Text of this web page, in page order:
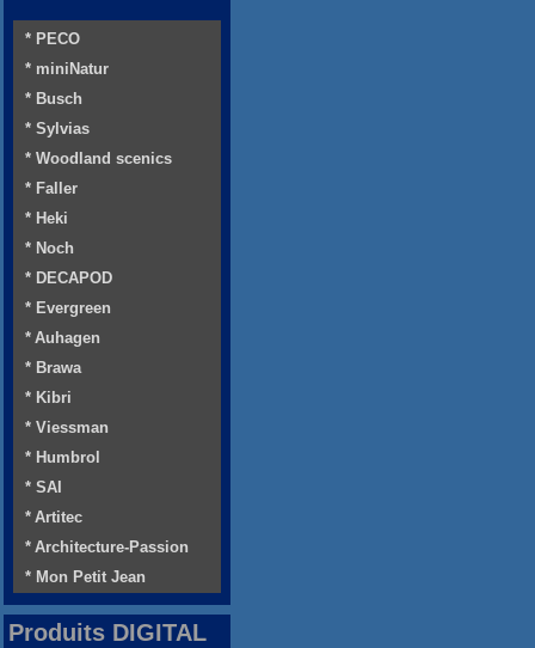
* PECO
* miniNatur
* Busch
* Sylvias
* Woodland scenics
* Faller
* Heki
* Noch
* DECAPOD
* Evergreen
* Auhagen
* Brawa
* Kibri
* Viessman
* Humbrol
* SAI
* Artitec
* Architecture-Passion
* Mon Petit Jean
Produits DIGITAL